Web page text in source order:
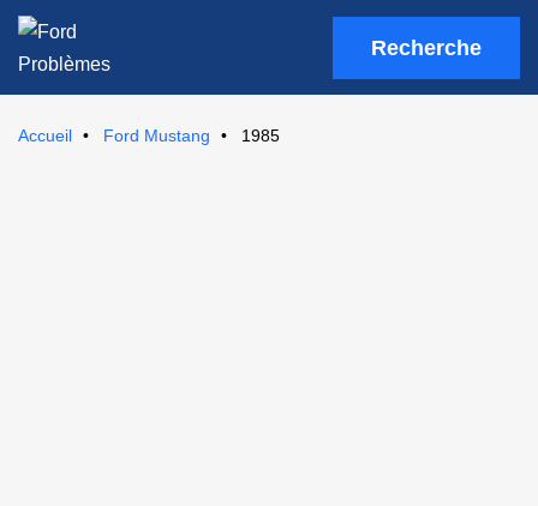
Recherche
Accueil Ford Mustang 1985